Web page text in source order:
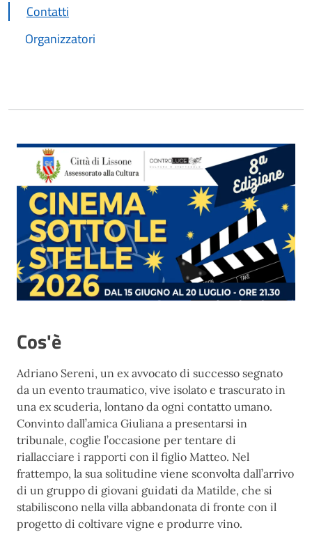
Contatti
Organizzatori
Cos'è
Adriano Sereni, un ex avvocato di successo segnato
da un evento traumatico, vive isolato e trascurato in
una ex scuderia, lontano da ogni contatto umano.
Convinto dall’amica Giuliana a presentarsi in
tribunale, coglie l’occasione per tentare di
riallacciare i rapporti con il figlio Matteo. Nel
frattempo, la sua solitudine viene sconvolta dall’arrivo
di un gruppo di giovani guidati da Matilde, che si
stabiliscono nella villa abbandonata di fronte con il
progetto di coltivare vigne e produrre vino.